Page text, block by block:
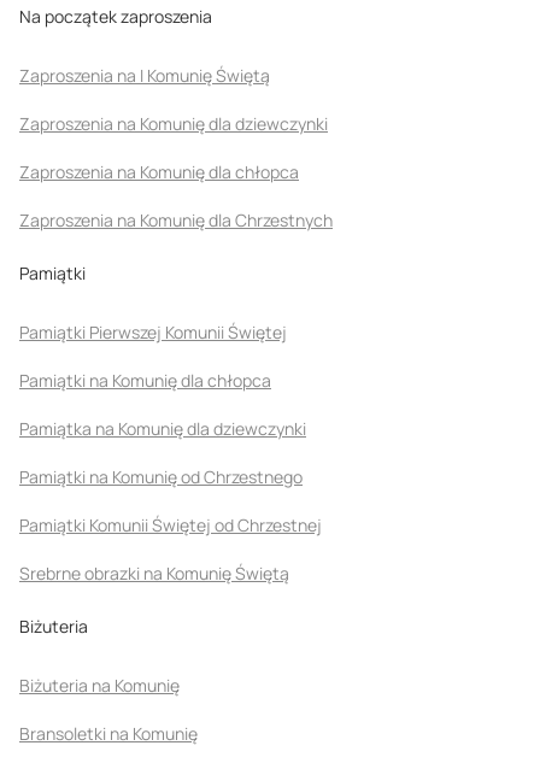
Na początek zaproszenia
Zaproszenia na I Komunię Świętą
Zaproszenia na Komunię dla dziewczynki
Zaproszenia na Komunię dla chłopca
Zaproszenia na Komunię dla Chrzestnych
Pamiątki
Pamiątki Pierwszej Komunii Świętej
Pamiątki na Komunię dla chłopca
Pamiątka na Komunię dla dziewczynki
Pamiątki na Komunię od Chrzestnego
Pamiątki Komunii Świętej od Chrzestnej
Srebrne obrazki na Komunię Świętą
Biżuteria
Biżuteria na Komunię
Bransoletki na Komunię